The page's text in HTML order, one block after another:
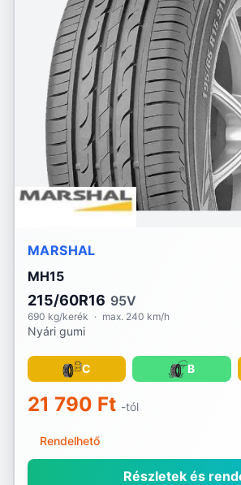
MARSHAL
MH15
215/60R16 95V
690 kg/kerék · max. 240 km/h
Nyári gumi
C B
21 790 Ft -tól
Rendelhető
Részletek és